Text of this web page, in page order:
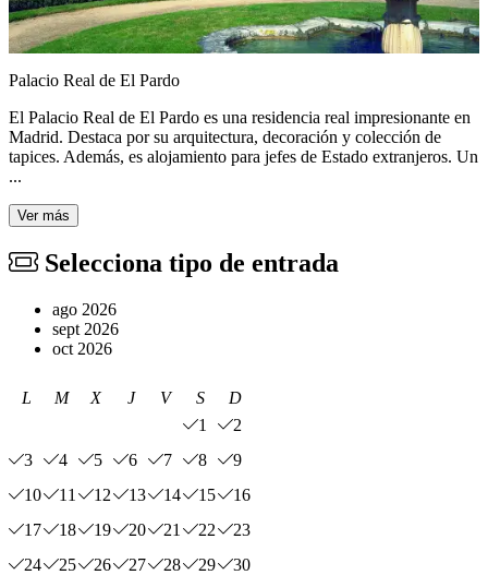
Palacio Real de El Pardo
El Palacio Real de El Pardo es una residencia real impresionante en
Madrid. Destaca por su arquitectura, decoración y colección de
tapices. Además, es alojamiento para jefes de Estado extranjeros. Un
...
Ver más
Selecciona tipo de entrada
ago 2026
sept 2026
oct 2026
L M X J V S
D
1
2
3
4 5 6 7 8
9
10
11 12 13 14 15
16
17
18 19 20 21 22
23
24
25 26 27 28 29
30